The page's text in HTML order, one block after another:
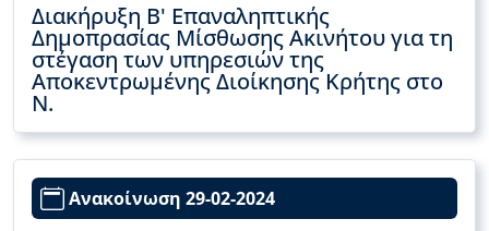
Διακήρυξη Β' Επαναληπτικής
Δημοπρασίας Μίσθωσης Ακινήτου για τη
στέγαση των υπηρεσιών της
Αποκεντρωμένης Διοίκησης Κρήτης στο
Ν.
Ανακοίνωση 29-02-2024